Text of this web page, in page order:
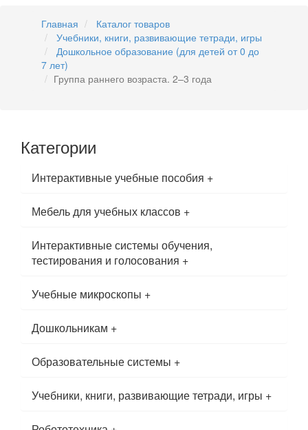
Главная
Каталог товаров
Учебники, книги, развивающие тетради, игры
Дошкольное образование (для детей от 0 до
7 лет)
Группа раннего возраста. 2–3 года
Категории
Интерактивные учебные пособия +
Мебель для учебных классов +
Интерактивные системы обучения,
тестирования и голосования +
Учебные микроскопы +
Дошкольникам +
Образовательные системы +
Учебники, книги, развивающие тетради, игры +